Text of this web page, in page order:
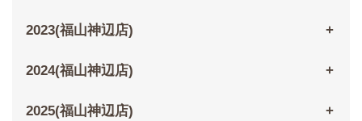
2023(福山神辺店)
2024(福山神辺店)
2025(福山神辺店)